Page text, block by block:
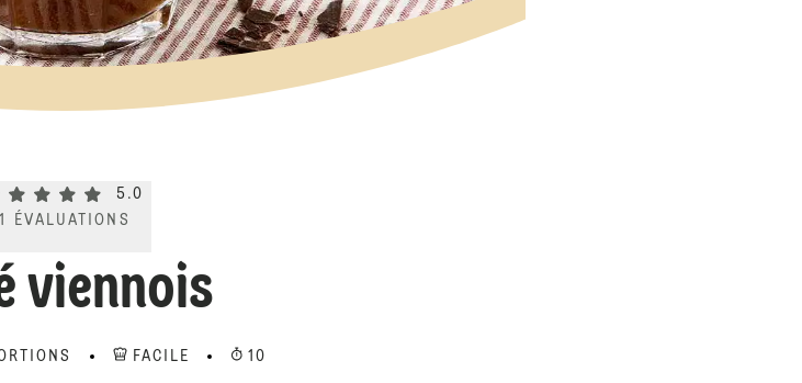
Current rating 5.0. Click to rate.
5.0
1
ÉVALUATIONS
viennois
FACILE 10